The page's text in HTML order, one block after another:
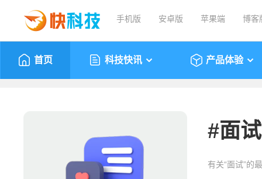
手机版 安卓版 苹果端 博客
首页 科技快讯 产品体验
#面试
有关“面试”的